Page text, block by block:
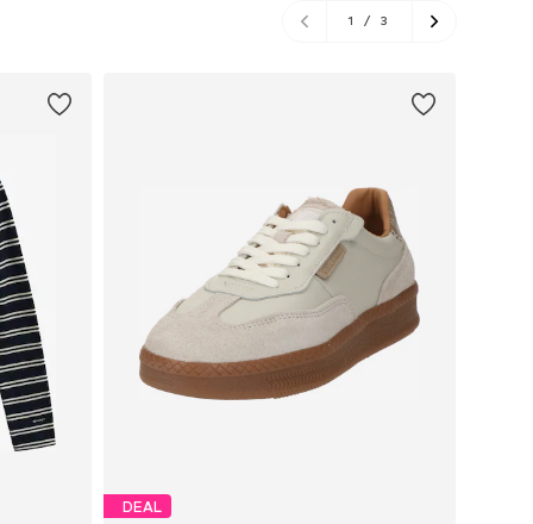
1 / 3
DEAL